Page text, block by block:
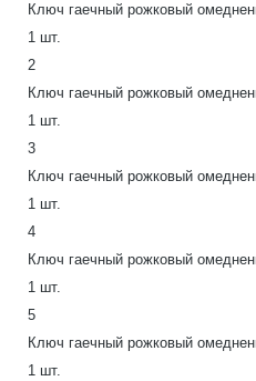
Ключ гаечный рожковый
1 шт.
2
Ключ гаечный рожковый
1 шт.
3
Ключ гаечный рожковый
1 шт.
4
Ключ гаечный рожковый
1 шт.
5
Ключ гаечный рожковый
1 шт.